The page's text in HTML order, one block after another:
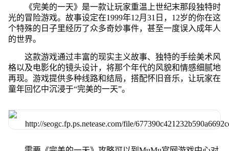
《完美的一天》是一款让玩家重温上世纪末那段独特时
光的冒险游戏。故事设定在1999年12月31日，12岁的你在这
个特殊的日子里经历了众多奇妙事件，甚至一度误入成年人
的世界。
这款游戏通过丰富的现实主义故事、独特的手绘美术风
格以及电影化的镜头设计，将那个年代的风貌和情感细腻地
再现。游戏提供多种线路和结局，搭配怀旧音乐，让玩家在
童年回忆中沉浸于“完美的一天”。